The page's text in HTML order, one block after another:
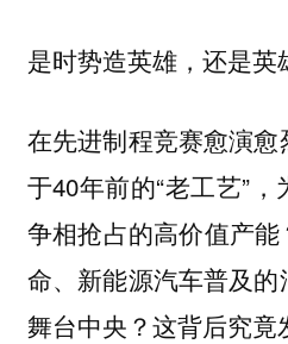
是时势造英雄，还是英
在先进制程竞赛愈演
于40年前的“老工艺”
争相抢占的高价值产
命、新能源汽车普及
舞台中央？这背后究竟